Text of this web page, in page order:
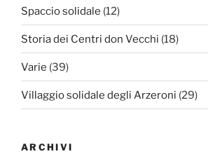
Spaccio solidale (12)
Storia dei Centri don Vecchi (18)
Varie (39)
Villaggio solidale degli Arzeroni (29)
ARCHIVI